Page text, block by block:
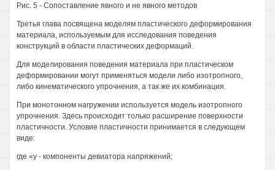
Рис. 5 - Сопоставление явного и не явного методов
Третья глава посвящена моделям пластического деформирования
материала, используемым для исследования поведения
конструкций в области пластических деформаций.
Для моделирования поведения материала при пластическом
деформировании могут применяться модели либо изотропного,
либо кинематического упрочнения, а так же их комбинация.
При монотонном нагружении используется модель изотропного
упрочнения. Здесь происходит только расширение поверхности
пластичности. Условие пластичности принимается в следующем
виде:
где «у - компоненты девиатора напряжений;